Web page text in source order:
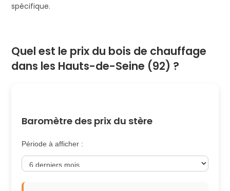
spécifique.
Quel est le prix du bois de chauffage
dans les Hauts-de-Seine (92) ?
Baromètre des prix du stère
Période à afficher :